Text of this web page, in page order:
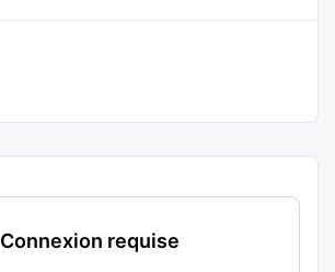
Connexion requise